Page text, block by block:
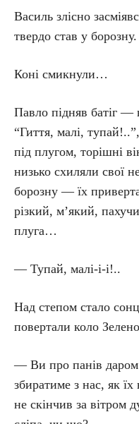
Василь злісно
твердо став у борозну.
Коні смикнули…
Павло підняв батіг —
“Гиття, малі,
під плугом, торішні
низько схиляли свої
борозну — їх
різкий, м’який,
плуга…
— Тупай, малі-і-і!..
Над степом стало
повертали коло
— Ви про панів даром
збиратиме з нас, як
не скінчив за